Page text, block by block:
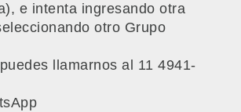
e intenta ingresando otra
otro Grupo
llamarnos al 11 4941-